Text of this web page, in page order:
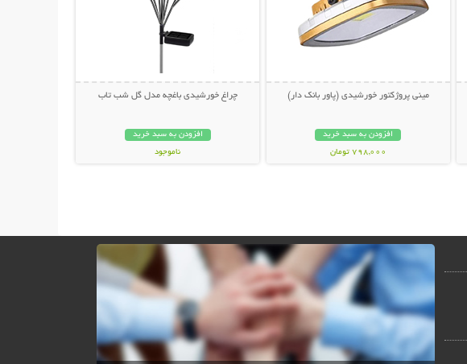
مینی پروژکتور خورشیدی (پاور بانک دار)
افزودن به سبد خرید
798,000 تومان
چراغ خورشیدی باغچه مدل گل شب تاب
افزودن به سبد خرید
ناموجود